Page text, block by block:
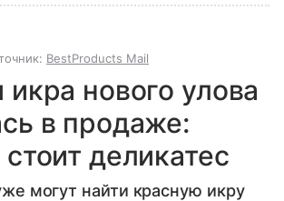
BestProducts Mail
икра нового улова
в продаже:
деликатес
могут найти красную икру